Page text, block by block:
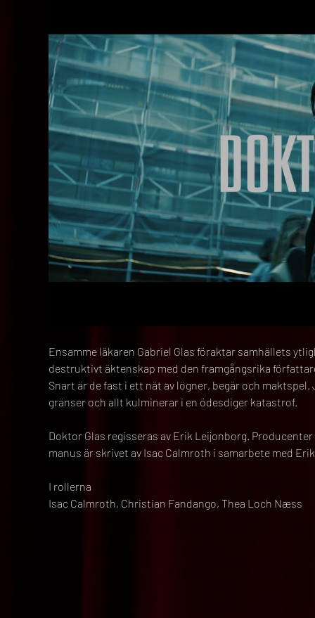
Ensamme läkaren Gabriel Glas föraktar samhällets
destruktivt äktenskap med den framgångsrika
Snart är de fast i ett nät av lögner, begär och
gränser och allt kulminerar i en ödesdiger katastrof.
Doktor Glas regisseras av Erik Leijonborg.
manus är skrivet av Isac Calmroth i samarbete med
I rollerna
Isac Calmroth, Christian Fandango, Thea Loch Næss